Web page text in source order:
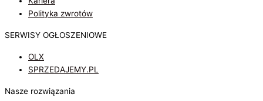
Polityka zwrotów
SERWISY OGŁOSZENIOWE
OLX
SPRZEDAJEMY.PL
Nasze rozwiązania